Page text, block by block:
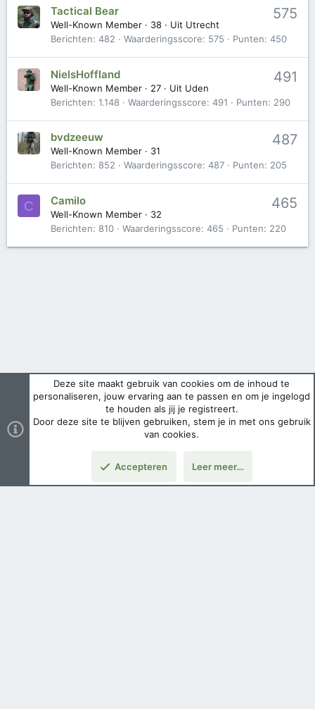
575
Tactical Bear
Well-Known Member · 38 · Uit Utrecht
Berichten 482 Waarderingsscore 575 Punten 450
491
NielsHoffland
Well-Known Member · 27 · Uit Uden
Berichten 1.148 Waarderingsscore 491 Punten 290
487
bvdzeeuw
Well-Known Member · 31
Berichten
852 Waarderingsscore 487 Punten 205
C 465
Camilo
Well-Known Member · 32
Berichten
810 Waarderingsscore 465 Punten 220
Deze site maakt gebruik van cookies om de inhoud te
personaliseren, jouw ervaring aan te passen en om je ingelogd
te houden als jij je registreert.
Door deze site te blijven gebruiken, stem je in met ons gebruik
van cookies.
Accepteren Leer meer…